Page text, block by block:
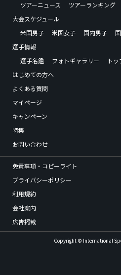
ツアーニュース
ツアーランキング
大会スケジュール
米国男子
米国女子 国内男子
選手情報
選手名鑑
フォトギャラリー
ト
はじめての方へ
よくある質問
マイページ
キャンペーン
特集
お問い合わせ
免責事項・コピーライト
プライバシーポリシー
利用規約
会社案内
広告掲載
Copyright © International